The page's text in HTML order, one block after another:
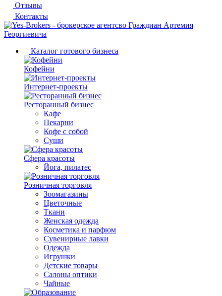
Отзывы
Контакты
Каталог готового бизнеса
Кофейни
Интернет-проекты
Ресторанный бизнес
Кафе
Пекарни
Кофе с собой
Суши
Сфера красоты
Йога, пилатес
Розничная торговля
Зоомагазины
Цветочные
Ткани
Женская одежда
Косметика и парфюм
Сувенирные лавки
Одежда
Игрушки
Детские товары
Салоны оптики
Чайные